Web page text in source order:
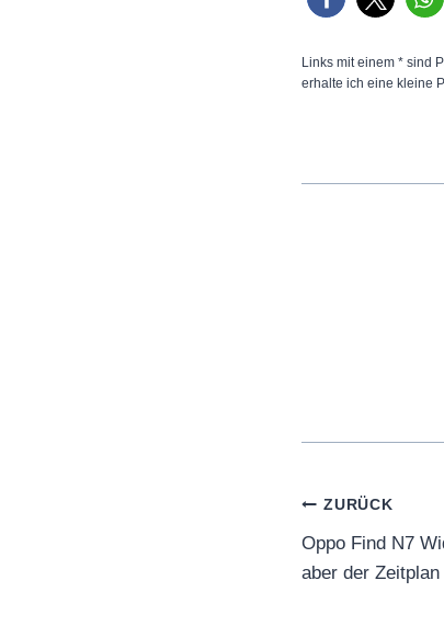
Links mit einem * sind
erhalte ich eine kleine
ZURÜCK
Oppo Find N7
aber der